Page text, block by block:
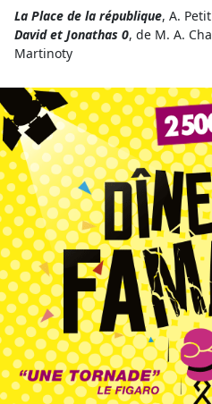
La Place de la république, A.
David et Jonathas 0, de M. A.
Martinoty